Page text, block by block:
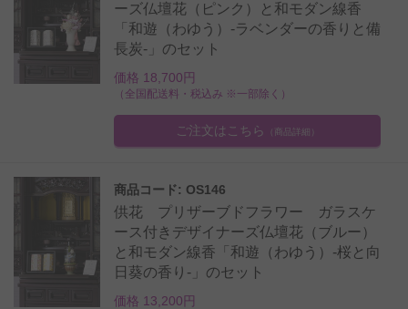
ーズ仏壇花（ピンク）と和モダン線香
「和遊（わゆう）-ラベンダーの香りと備
長炭-」のセット
価格 18,700円
（全国配送料・税込み ※一部除く）
ご注文はこちら （商品詳細）
商品コード: OS146
供花 プリザーブドフラワー ガラスケ
ース付きデザイナーズ仏壇花（ブルー）
と和モダン線香「和遊（わゆう）-桜と向
日葵の香り-」のセット
価格 13,200円